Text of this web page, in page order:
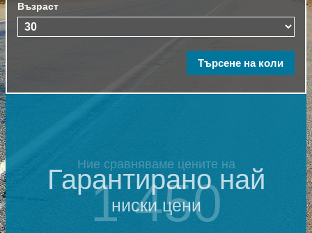
Възраст
Ние сравняваме цените на
1 450
Гарантирано най
ниски цени